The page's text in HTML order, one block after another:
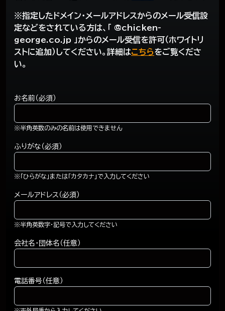
※指定したドメイン・メールアドレスからのメール受信設
定などをされている方は、「 @chicken-
george.co.jp 」からのメール受信を許可（ホワイトリ
ストに追加）してください。詳細はこちらをご覧くださ
い。
お名前（必須）
※半角英数のみの名前は使用できません
ふりがな（必須）
※「ひらがな」または「カタカナ」で入力してください
メールアドレス（必須）
※半角英数字・記号で入力してください
会社名・団体名（任意）
電話番号（任意）